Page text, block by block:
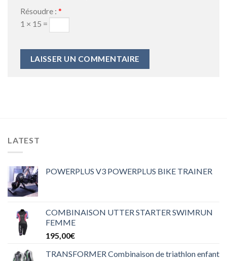
Résoudre : *
1 × 15 =
LATEST
POWERPLUS V3 POWERPLUS BIKE TRAINER
COMBINAISON UTTER STARTER SWIMRUN
FEMME
195,00€
TRANSFORMER Combinaison de triathlon enfant